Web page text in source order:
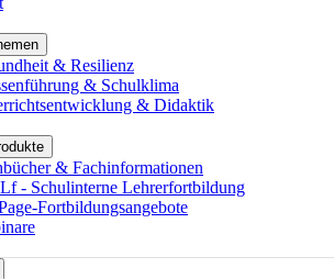
& Resilienz
& Schulklima
& Didaktik
& Fachinformationen
- Schulinterne Lehrerfortbildung
Fortbildungsangebote